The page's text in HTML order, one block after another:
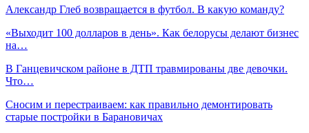
Александр Глеб возвращается в футбол. В какую команду?
«Выходит 100 долларов в день». Как белорусы делают бизнес
на…
В Ганцевичском районе в ДТП травмированы две девочки.
Что…
Сносим и перестраиваем: как правильно демонтировать
старые постройки в Барановичах